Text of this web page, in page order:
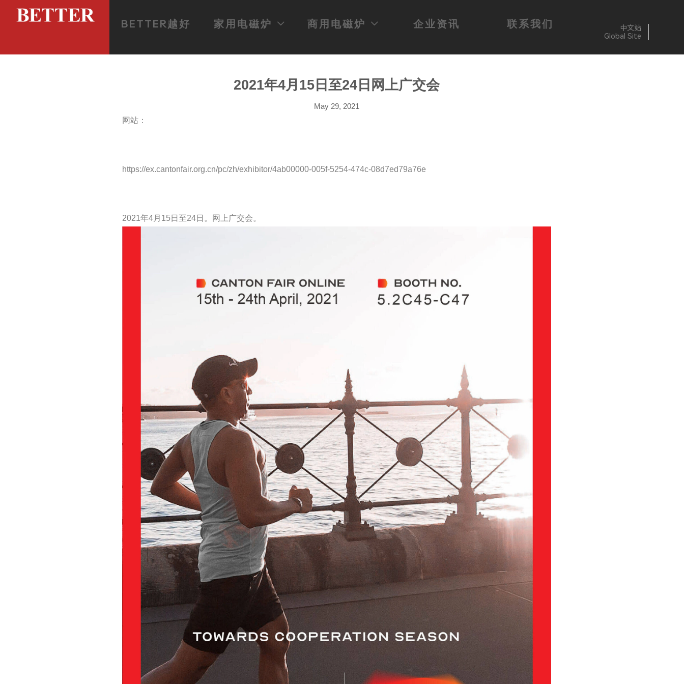
BETTER越好 家用电磁炉  商用电磁炉  企业资讯 联系我们
中文站
Global Site
2021年4月15日至24日网上广交会
May 29, 2021
网站：
https://ex.cantonfair.org.cn/pc/zh/exhibitor/4ab00000-005f-5254-474c-08d7ed79a76e
2021年4月15日至24日。网上广交会。